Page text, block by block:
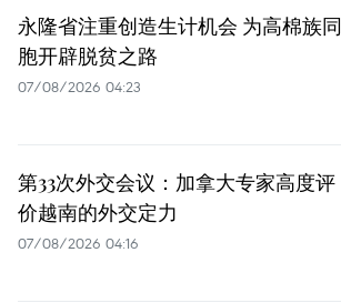
永隆省注重创造生计机会 为高棉族同
胞开辟脱贫之路
07/08/2026 04:23
第33次外交会议：加拿大专家高度评
价越南的外交定力
07/08/2026 04:16